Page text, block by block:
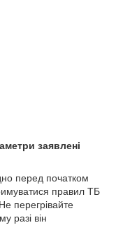
заявлені
перед початком
правил ТБ
перегрівайте
разі він